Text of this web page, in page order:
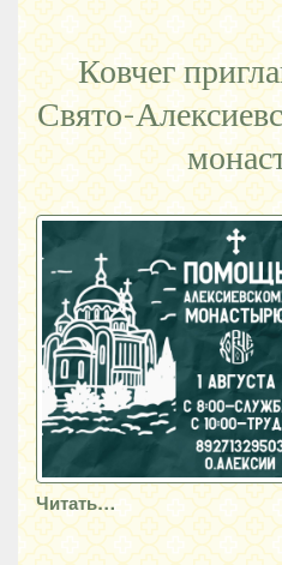
Ковчег
Свято-
Читать…